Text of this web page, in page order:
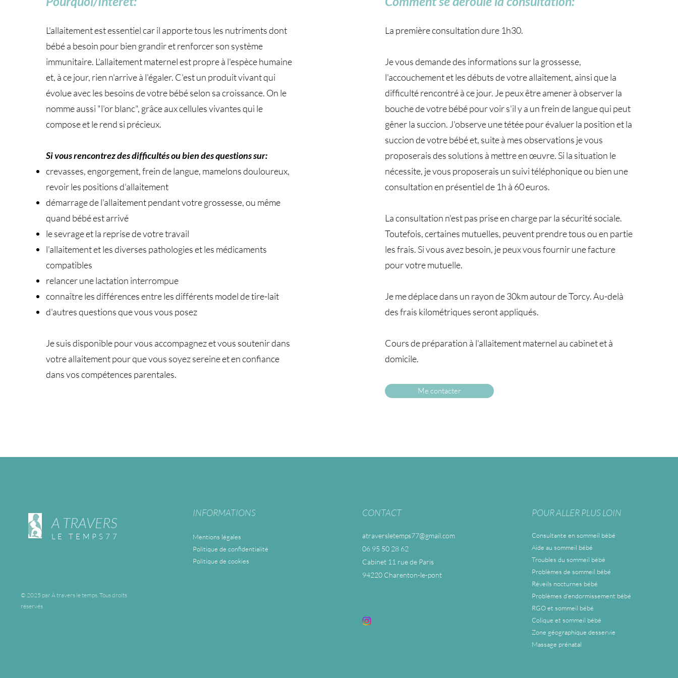
L'allaitement est essentiel car il apporte tous les nutriments dont
bébé a besoin pour bien grandir et renforcer son système
immunitaire. L'allaitement maternel est propre à l'espèce humaine
et, à ce jour, rien n'arrive à l'égaler. C'est un produit vivant qui
évolue avec les besoins de votre bébé selon sa croissance. On le
nomme aussi "l'or blanc", grâce aux cellules vivantes qui le
compose et le rend si précieux.
Si vous rencontrez des difficultés ou bien des questions sur:
crevasses, engorgement, frein de langue, mamelons douloureux,
revoir les positions d'allaitement
démarrage de l'allaitement pendant votre grossesse, ou même
quand bébé est arrivé
le sevrage et la reprise de votre travail
l'allaitement et les diverses pathologies et les médicaments
compatibles
relancer une lactation interrompue
connaître les différences entre les différents model de tire-lait
d'autres questions que vous vous posez
Je suis disponible pour vous accompagnez et vous soutenir dans
votre allaitement pour que vous soyez sereine et en confiance
dans vos compétences parentales.
La première consultation dure 1h30.
Je vous demande des informations sur la grossesse,
l'accouchement et les débuts de votre allaitement, ainsi que la
difficulté rencontré à ce jour. Je peux être amener à observer la
bouche de votre bébé pour voir s'il y a un frein de langue qui peut
gêner la succion. J'observe une tétée pour évaluer la position et la
succion de votre bébé et, suite à mes observations je vous
proposerais des solutions à mettre en œuvre. Si la situation le
nécessite, je vous proposerais un suivi téléphonique ou bien une
consultation en présentiel de 1h à 60 euros.
La consultation n'est pas prise en charge par la sécurité sociale.
Toutefois, certaines mutuelles, peuvent prendre tous ou en partie
les frais. Si vous avez besoin, je peux vous fournir une facture
pour votre mutuelle.
Je me déplace dans un rayon de 30km autour de Torcy. Au-delà
des frais kilométriques seront appliqués.
Cours de préparation à l'allaitement maternel au cabinet et à
domicile.
Me contacter
LE TEMPS77
A TRAVERS
© 2025 par À travers le temps. Tous droits
réservés
INFORMATIONS
Mentions légales
Politique de confidentialité
Politique de cookies
CONTACT
atraversletemps77@gmail.com
06 95 50 28 62
Cabinet 11 rue de Paris
94220 Charenton-le-pont
POUR ALLER PLUS LOIN
Consultante en sommeil bébé
Aide au sommeil bébé
Troubles du sommeil bébé
Problèmes de sommeil bébé
Réveils nocturnes bébé
Problèmes d'endormissement bébé
RGO et sommeil bébé
Colique et sommeil bébé
Zone géographique desservie
Massage prénatal